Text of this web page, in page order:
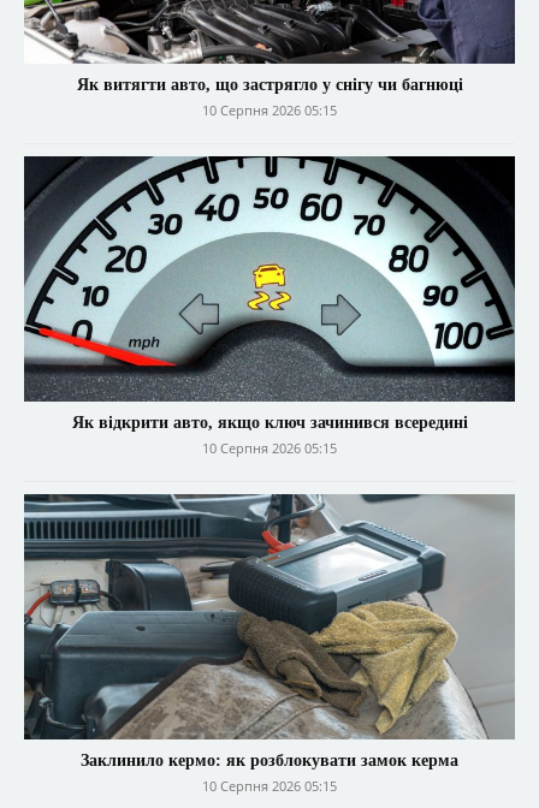
Як витягти авто, що застрягло у снігу чи багнюці
10 Серпня 2026 05:15
Як відкрити авто, якщо ключ зачинився всередині
10 Серпня 2026 05:15
Заклинило кермо: як розблокувати замок керма
10 Серпня 2026 05:15